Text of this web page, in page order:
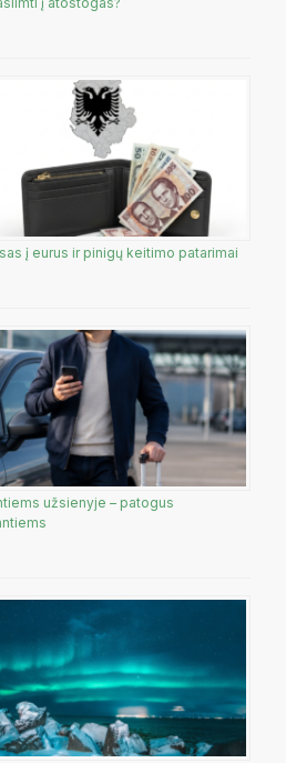
į eurus ir pinigų keitimo patarimai
užsienyje – patogus